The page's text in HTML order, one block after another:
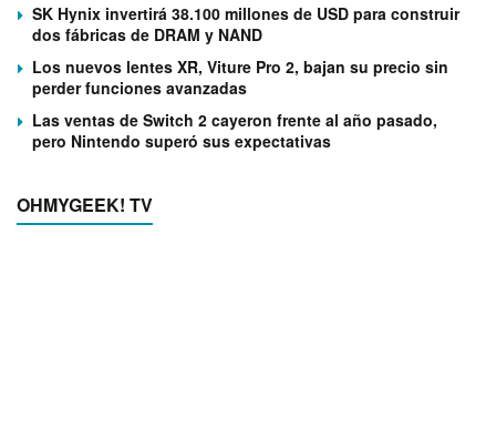
SK Hynix invertirá 38.100 millones de USD para construir
dos fábricas de DRAM y NAND
Los nuevos lentes XR, Viture Pro 2, bajan su precio sin
perder funciones avanzadas
Las ventas de Switch 2 cayeron frente al año pasado,
pero Nintendo superó sus expectativas
OHMYGEEK! TV